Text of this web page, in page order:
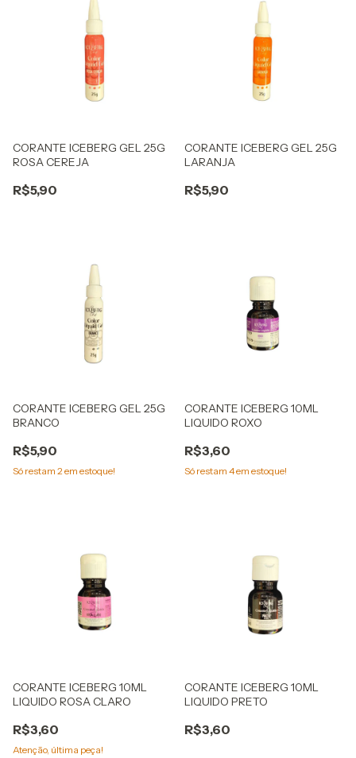
CORANTE ICEBERG GEL 25G
ROSA CEREJA
R$5,90
CORANTE ICEBERG GEL 25G
LARANJA
R$5,90
CORANTE ICEBERG GEL 25G
BRANCO
R$5,90
Só restam 2em estoque!
CORANTE ICEBERG 10ML
LIQUIDO ROXO
R$3,60
Só restam 4em estoque!
CORANTE ICEBERG 10ML
LIQUIDO ROSA CLARO
R$3,60
Atenção, última peça!
CORANTE ICEBERG 10ML
LIQUIDO PRETO
R$3,60